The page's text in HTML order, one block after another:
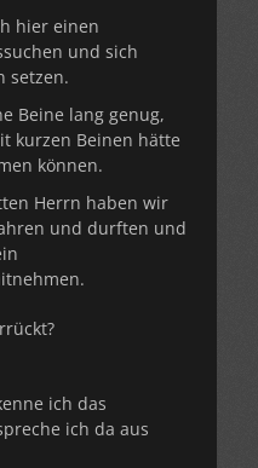
hier einen
und sich
setzen.
Beine lang genug,
kurzen Beinen hätte
können.
Herrn haben wir
und durften und
ich das
ich da aus